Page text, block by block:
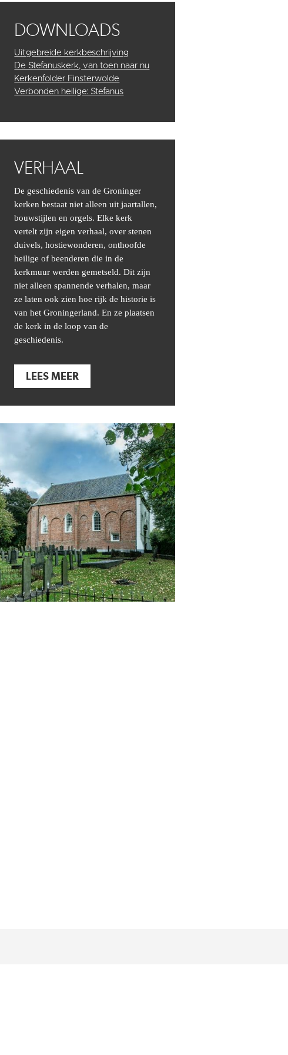
DOWNLOADS
Uitgebreide kerkbeschrijving
De Stefanuskerk, van toen naar nu
Kerkenfolder Finsterwolde
Verbonden heilige: Stefanus
VERHAAL
De geschiedenis van de Groninger
kerken bestaat niet alleen uit jaartallen,
bouwstijlen en orgels. Elke kerk
vertelt zijn eigen verhaal, over stenen
duivels, hostiewonderen, onthoofde
heilige of beenderen die in de
kerkmuur werden gemetseld. Dit zijn
niet alleen spannende verhalen, maar
ze laten ook zien hoe rijk de historie is
van het Groningerland. En ze plaatsen
de kerk in de loop van de
geschiedenis.
LEES MEER